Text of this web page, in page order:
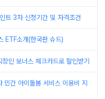
트 3차 신청기간 및 자격조건
ETF소개(한국판 슈드)
인 보너스 체크카드로 할인받기
민간 아이돌봄 서비스 이용비 지